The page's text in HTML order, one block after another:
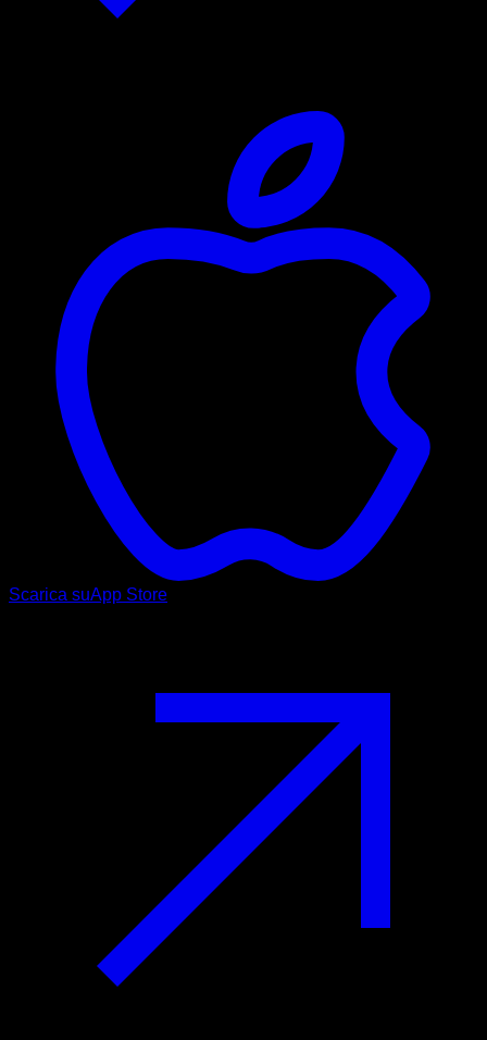
Scarica suApp Store